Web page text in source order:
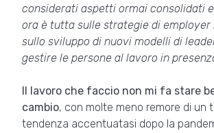
considerati aspetti ormai consolidati
ora è tutta sulle strategie di employer
sullo sviluppo di nuovi modelli di
gestire le persone al lavoro in
Il lavoro che faccio non mi fa stare
cambio, con molte meno remore di un
tendenza accentuatasi dopo la